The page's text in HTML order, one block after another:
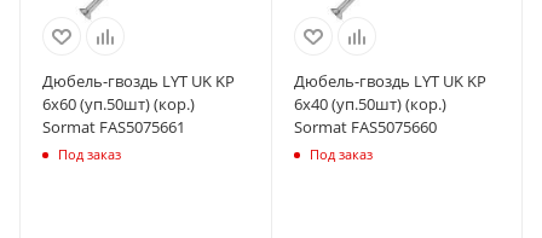
Дюбель-гвоздь LYT UK KP
6х60 (уп.50шт) (кор.)
Sormat FAS5075661
Под заказ
Дюбель-гвоздь LYT UK KP
6х40 (уп.50шт) (кор.)
Sormat FAS5075660
Под заказ